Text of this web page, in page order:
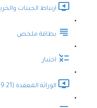
ارتباط الجينات
بطاقة ملخص
اختبار
الوراثة المعقدة (9:21)